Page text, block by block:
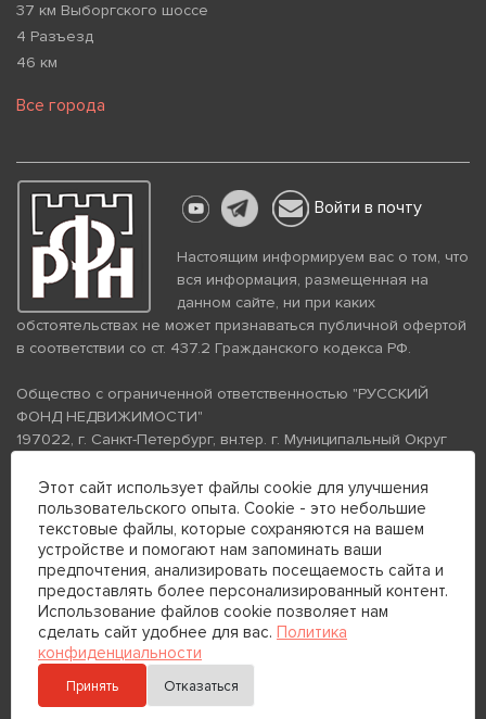
37 км Выборгского шоссе
4 Разъезд
46 км
Все города
Войти в почту
Настоящим информируем вас о том, что
вся информация, размещенная на
данном сайте, ни при каких
обстоятельствах не может признаваться публичной офертой
в соответствии со ст. 437.2 Гражданского кодекса РФ.
Общество с ограниченной ответственностью "РУССКИЙ
ФОНД НЕДВИЖИМОСТИ"
197022, г. Санкт-Петербург, вн.тер. г. Муниципальный Округ
помещение 26Н, комната 103
ИНН 7813672570 КПП 781301001 ОГРН 1237800058870
Политика конфиденциальности
Политика обработки
персональных данных
Телефон для связи:
+7 (812) 200-99-98
+7 (812) 200-88-89
Этот сайт использует файлы cookie для улучшения
пользовательского опыта. Cookie - это небольшие
текстовые файлы, которые сохраняются на вашем
устройстве и помогают нам запоминать ваши
предпочтения, анализировать посещаемость сайта и
предоставлять более персонализированный контент.
Использование файлов cookie позволяет нам
сделать сайт удобнее для вас. Политика
конфиденциальности
Принять Отказаться